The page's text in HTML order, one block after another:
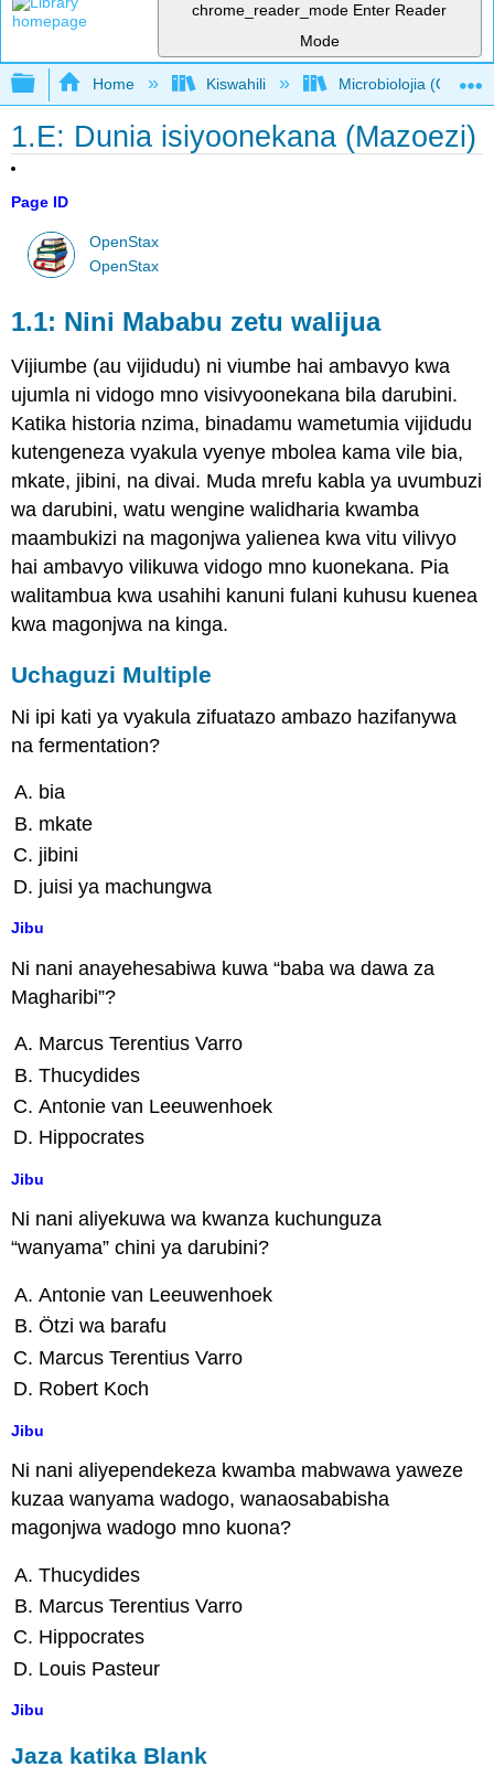
chrome_reader_mode Enter Reader
Mode
Expand/collapse global hierarchy
Home Kiswahili Microbiolojia
1.E: Dunia isiyoonekana (Mazoezi)
Page ID
OpenStax
OpenStax
1.1: Nini Mababu zetu walijua
Vijiumbe (au vijidudu) ni viumbe hai ambavyo kwa
ujumla ni vidogo mno visivyoonekana bila darubini.
Katika historia nzima, binadamu wametumia vijidudu
kutengeneza vyakula vyenye mbolea kama vile bia,
mkate, jibini, na divai. Muda mrefu kabla ya uvumbuzi
wa darubini, watu wengine walidharia kwamba
maambukizi na magonjwa yalienea kwa vitu vilivyo
hai ambavyo vilikuwa vidogo mno kuonekana. Pia
walitambua kwa usahihi kanuni fulani kuhusu kuenea
kwa magonjwa na kinga.
Uchaguzi Multiple
Ni ipi kati ya vyakula zifuatazo ambazo hazifanywa
na fermentation?
bia
mkate
jibini
juisi ya machungwa
Jibu
Ni nani anayehesabiwa kuwa “baba wa dawa za
Magharibi”?
Marcus Terentius Varro
Thucydides
Antonie van Leeuwenhoek
Hippocrates
Jibu
Ni nani aliyekuwa wa kwanza kuchunguza
“wanyama” chini ya darubini?
Antonie van Leeuwenhoek
Ötzi wa barafu
Marcus Terentius Varro
Robert Koch
Jibu
Ni nani aliyependekeza kwamba mabwawa yaweze
kuzaa wanyama wadogo, wanaosababisha
magonjwa wadogo mno kuona?
Thucydides
Marcus Terentius Varro
Hippocrates
Louis Pasteur
Jibu
Jaza katika Blank